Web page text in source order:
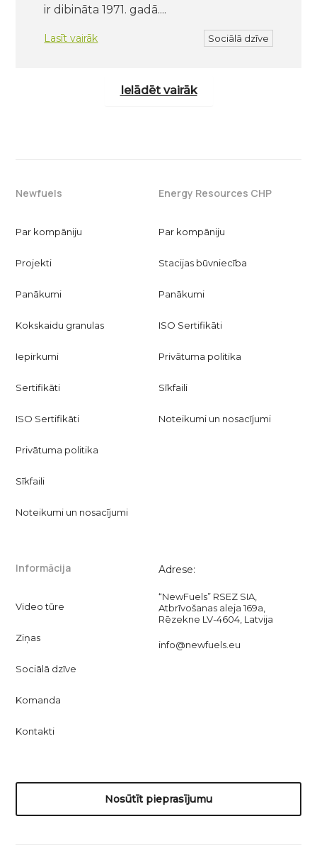
ir dibināta 1971. gadā....
Lasīt vairāk Sociālā dzīve
Ielādēt vairāk
Newfuels
Par kompāniju
Projekti
Panākumi
Kokskaidu granulas
Iepirkumi
Sertifikāti
ISO Sertifikāti
Privātuma politika
Sīkfaili
Noteikumi un nosacījumi
Energy Resources CHP
Par kompāniju
Stacijas būvniecība
Panākumi
ISO Sertifikāti
Privātuma politika
Sīkfaili
Noteikumi un nosacījumi
Informācija
Video tūre
Ziņas
Sociālā dzīve
Komanda
Kontakti
Adrese:
“NewFuels” RSEZ SIA,
Atbrīvošanas aleja 169a,
Rēzekne LV-4604, Latvija
info@newfuels.eu
Nosūtīt pieprasījumu